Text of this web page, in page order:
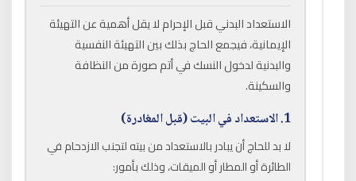
الاستعداد البدني قبل الإحرام لا يقل أهمية عن التهيئة
الإيمانية، فيجمع الحاج بذلك بين التهيئة النفسية
والبدنية لدخول النسك في أتم صورة من النظافة
والسكينة.
1. الاستعداد في البيت (قبل المغادرة)
لا بد للحاج أن يبادر بالاستعداد من بيته لتجنب الازدحام في
الطائرة أو المطار أو الميقات، وذلك بأمور: